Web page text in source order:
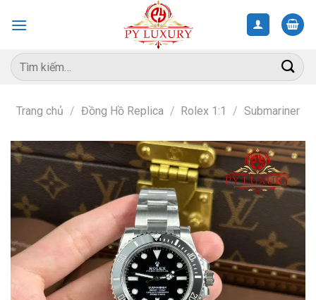
Tìm
kiếm:
Trang chủ / Đồng Hồ Replica / Rolex 1:1 / Submariner